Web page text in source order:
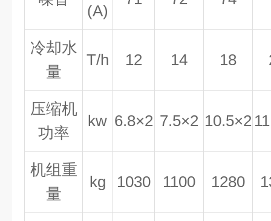
(A)
冷却水
量
T/h 12 14 18
压缩机
功率
kw 6.8×2 7.5×2 10.5×2
机组重
量
kg 1030 1100 1280